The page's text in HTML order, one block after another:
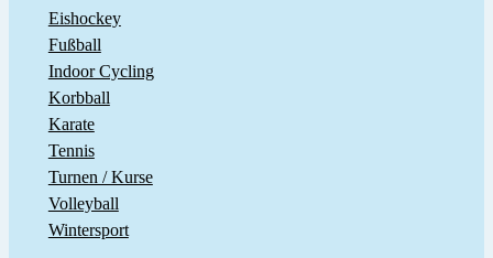
Eishockey
Fußball
Indoor Cycling
Korbball
Karate
Tennis
Turnen / Kurse
Volleyball
Wintersport